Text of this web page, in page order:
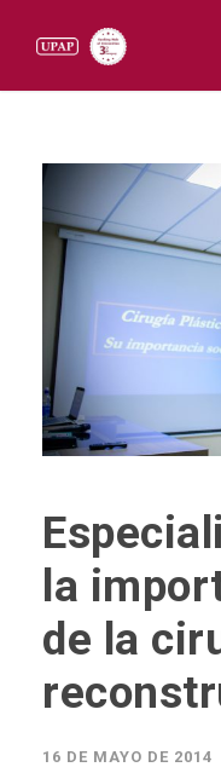
la
de la
16 DE MAYO DE 2014